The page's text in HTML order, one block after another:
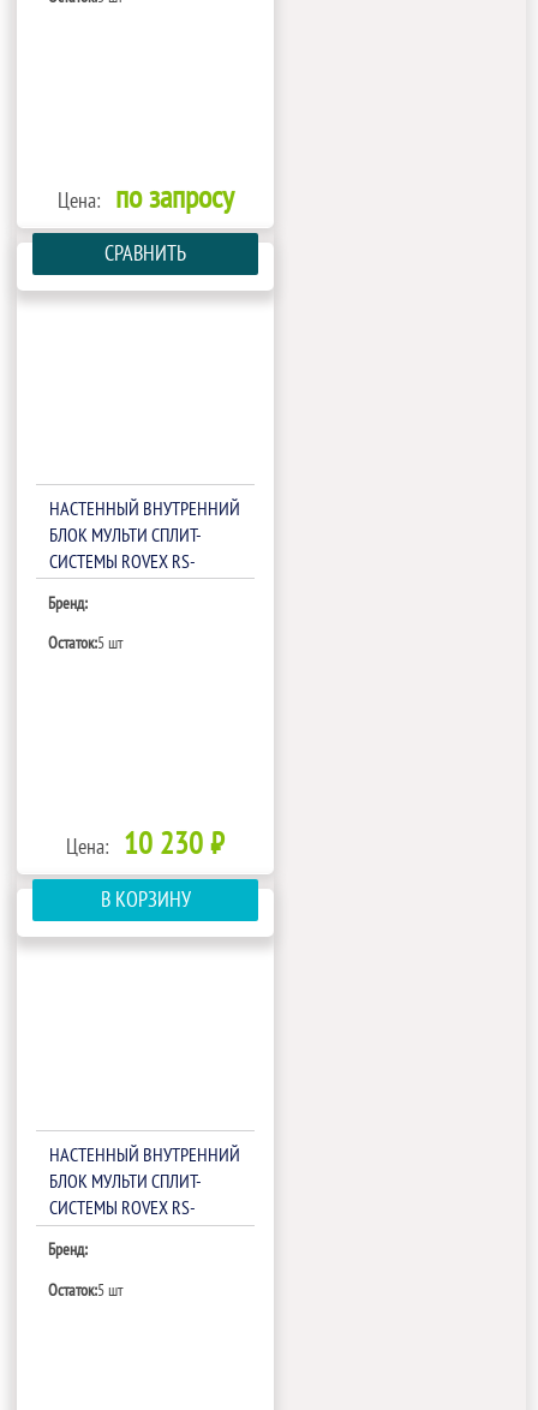
Цена: по запросу
СРАВНИТЬ
НАСТЕННЫЙ ВНУТРЕННИЙ
БЛОК МУЛЬТИ СПЛИТ-
СИСТЕМЫ ROVEX RS-
Бренд:
Остаток:5 шт
Цена: 10 230 ₽
В КОРЗИНУ
НАСТЕННЫЙ ВНУТРЕННИЙ
БЛОК МУЛЬТИ СПЛИТ-
СИСТЕМЫ ROVEX RS-
Бренд:
Остаток:5 шт